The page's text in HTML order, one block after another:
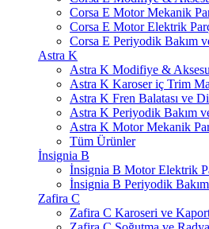
Corsa E Motor Mekanik
Corsa E Motor Elektrik
Corsa E Periyodik Bakım
Astra K
Astra K Modifiye &
Astra K Karoser iç Trim
Astra K Fren Balatası ve
Astra K Periyodik Bakım
Astra K Motor Mekanik
Tüm Ürünler
İnsignia B
İnsignia B Motor Elektrik
İnsignia B Periyodik
Zafira C
Zafira C Karoseri ve